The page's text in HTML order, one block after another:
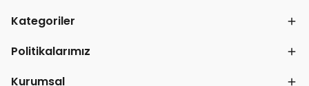
Kategoriler
Politikalarımız
Kurumsal